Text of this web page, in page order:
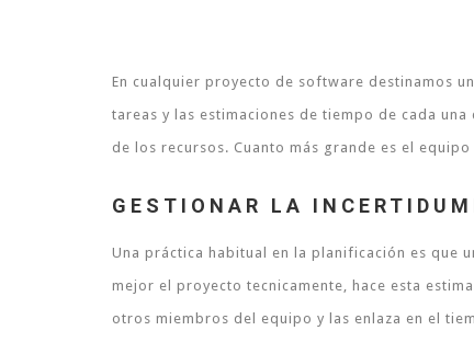
En cualquier proyecto de software destinamos
tareas y las estimaciones de tiempo de cada
de los recursos. Cuanto más grande es el
GESTIONAR LA
Una práctica habitual en la planificación es que
mejor el proyecto tecnicamente, hace esta
otros miembros del equipo y las enlaza en el